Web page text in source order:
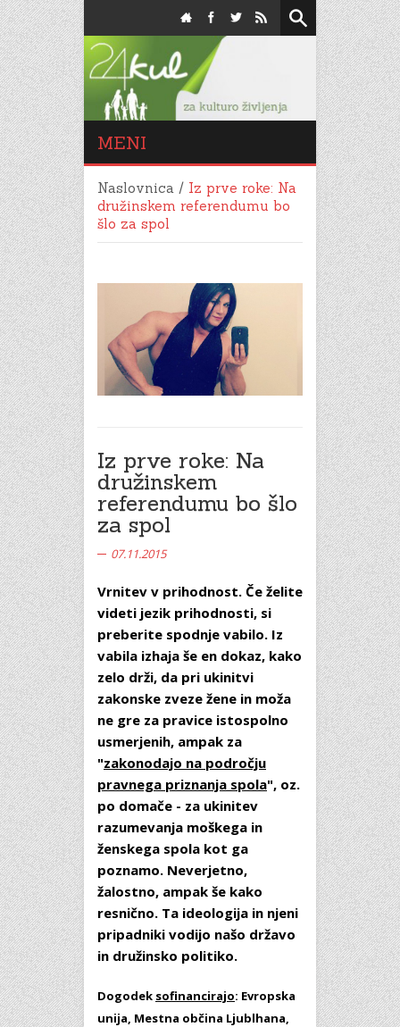
MENI
Naslovnica / Iz prve roke: Na
družinskem referendumu bo
šlo za spol
Iz prve roke: Na
družinskem
referendumu bo šlo
za spol
07.11.2015
Vrnitev v prihodnost. Če želite
videti jezik prihodnosti, si
preberite spodnje vabilo. Iz
vabila izhaja še en dokaz, kako
zelo drži, da pri ukinitvi
zakonske zveze žene in moža
ne gre za pravice istospolno
usmerjenih, ampak za
"zakonodajo na področju
pravnega priznanja spola", oz.
po domače - za ukinitev
razumevanja moškega in
ženskega spola kot ga
poznamo. Neverjetno,
žalostno, ampak še kako
resnično. Ta ideologija in njeni
pripadniki vodijo našo državo
in družinsko politiko.
Dogodek sofinancirajo: Evropska
unija, Mestna občina Ljublhana,